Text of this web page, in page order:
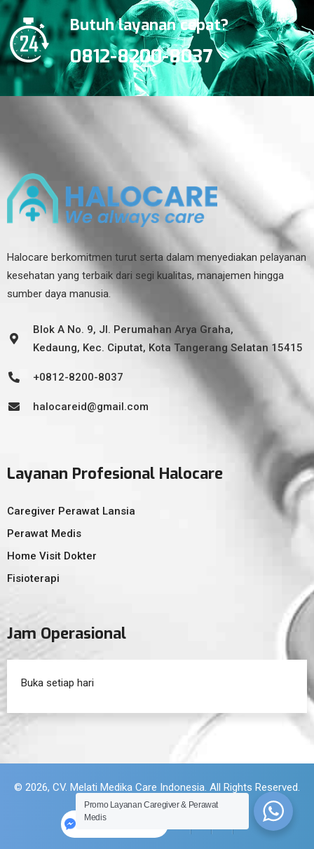
Butuh layanan cepat?
0812-8200-8037
Halocare berkomitmen turut serta dalam menyediakan pelayanan
kesehatan yang terbaik dari segi kualitas, manajemen hingga
sumber daya manusia.
Blok A No. 9, Jl. Perumahan Arya Graha,
Kedaung, Kec. Ciputat, Kota Tangerang Selatan 15415
+0812-8200-8037
halocareid@gmail.com
Layanan Profesional Halocare
Caregiver Perawat Lansia
Perawat Medis
Home Visit Dokter
Fisioterapi
Jam Operasional
Buka setiap hari
© 2026, CV. Melati Medika Care Indonesia. All Rights Reserved.
Halocare Indonesia
Promo Layanan Caregiver & Perawat
Medis